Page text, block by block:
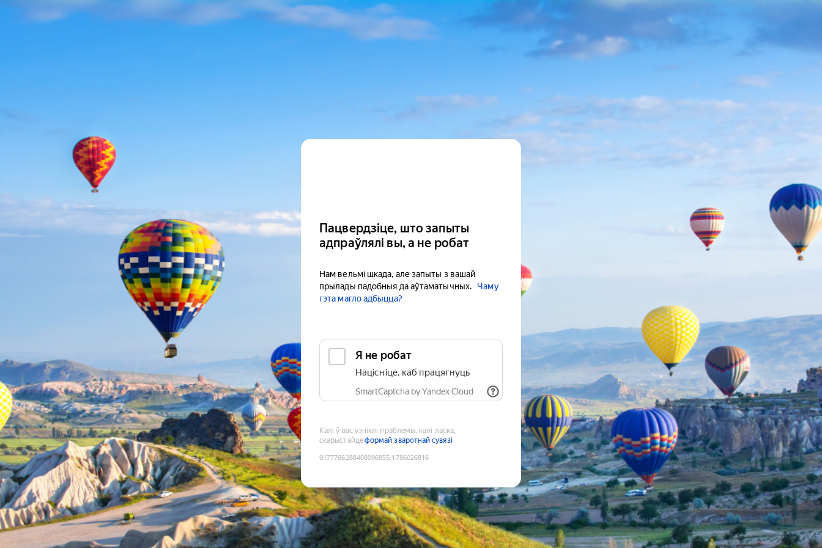
Пацвердзіце, што запыты
адпраўлялі вы, а не робат
Нам вельмі шкада, але запыты з вашай
прылады падобныя да аўтаматычных.
Чаму
гэта магло адбыцца?
Я не робат
Націсніце, каб працягнуць
SmartCaptcha by Yandex Cloud
Калі ў вас узніклі праблемы, калі ласка,
скарыстайцеформай зваротнай сувязі
9177766288408096855:1786026816